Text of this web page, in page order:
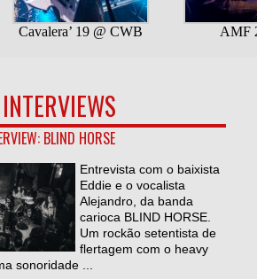
BLIND HORSE
Entrevista com o baixista
Eddie e o vocalista
Alejandro, da banda
carioca BLIND HORSE.
Um rockão setentista de
flertagem com o heavy
sonoridade ...